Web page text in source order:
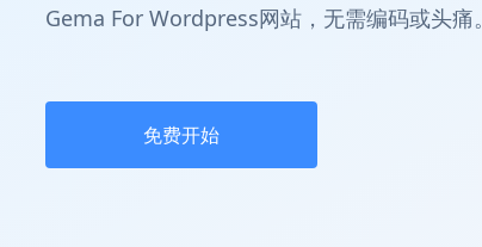
Gema For Wordpress网站，无需编码或头痛。
免费开始